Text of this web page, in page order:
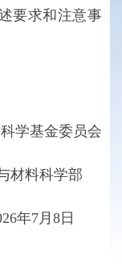
要求和注意事
学基金委员会
材料科学部
年7月8日